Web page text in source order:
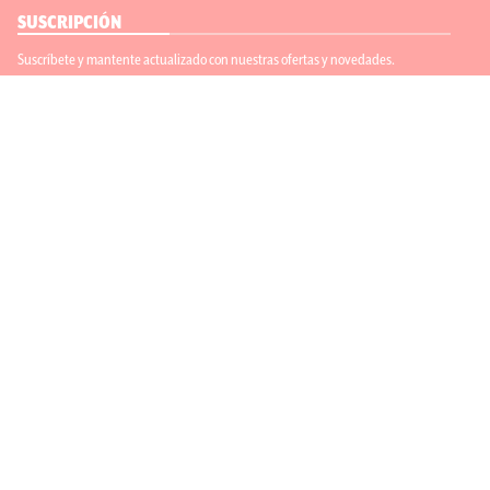
SUSCRIPCIÓN
Suscríbete y mantente actualizado con nuestras ofertas y novedades.